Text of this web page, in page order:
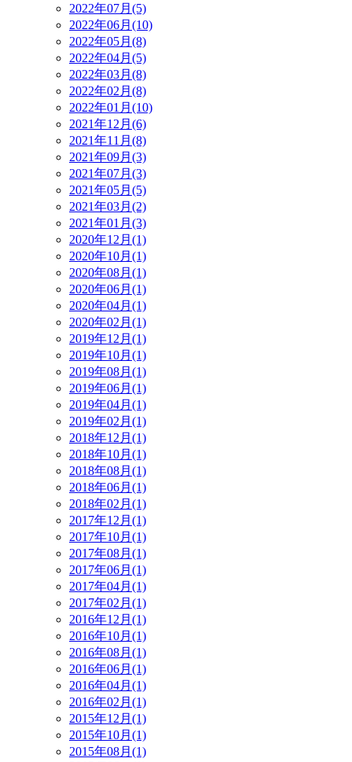
2022年07月(5)
2022年06月(10)
2022年05月(8)
2022年04月(5)
2022年03月(8)
2022年02月(8)
2022年01月(10)
2021年12月(6)
2021年11月(8)
2021年09月(3)
2021年07月(3)
2021年05月(5)
2021年03月(2)
2021年01月(3)
2020年12月(1)
2020年10月(1)
2020年08月(1)
2020年06月(1)
2020年04月(1)
2020年02月(1)
2019年12月(1)
2019年10月(1)
2019年08月(1)
2019年06月(1)
2019年04月(1)
2019年02月(1)
2018年12月(1)
2018年10月(1)
2018年08月(1)
2018年06月(1)
2018年02月(1)
2017年12月(1)
2017年10月(1)
2017年08月(1)
2017年06月(1)
2017年04月(1)
2017年02月(1)
2016年12月(1)
2016年10月(1)
2016年08月(1)
2016年06月(1)
2016年04月(1)
2016年02月(1)
2015年12月(1)
2015年10月(1)
2015年08月(1)